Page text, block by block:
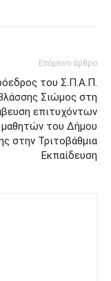
Επόμενο άρθρο
του Σ.Π.Α.Π.
Σιώμος στη
επιτυχόντων
μαθητών του Δήμου
στην Τριτοβάθμια
Εκπαίδευση